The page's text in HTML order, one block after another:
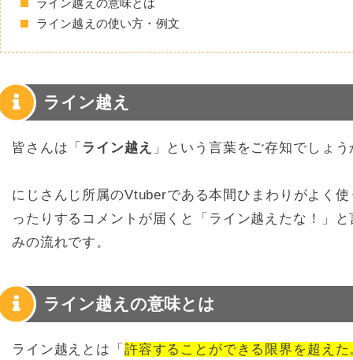
ライン越えの意味とは
ライン越えの使い方・例文
ライン越え
皆さんは「 ライン越え 」という言葉をご存知でしょう
にじさんじ所属のVtuberである本間ひまわりがよく
ったりするコメントが届くと「ライン越えたな！」
みの流れです。
ライン越えの意味とは
ライン越えとは「 許容することができる限界を超え